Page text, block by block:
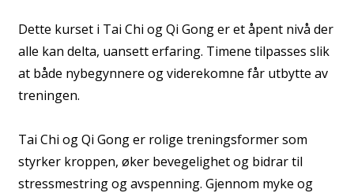
Dette kurset i Tai Chi og Qi Gong er et åpent nivå der
alle kan delta, uansett erfaring. Timene tilpasses slik
at både nybegynnere og viderekomne får utbytte av
treningen.
Tai Chi og Qi Gong er rolige treningsformer som
styrker kroppen, øker bevegelighet og bidrar til
stressmestring og avspenning. Gjennom myke og